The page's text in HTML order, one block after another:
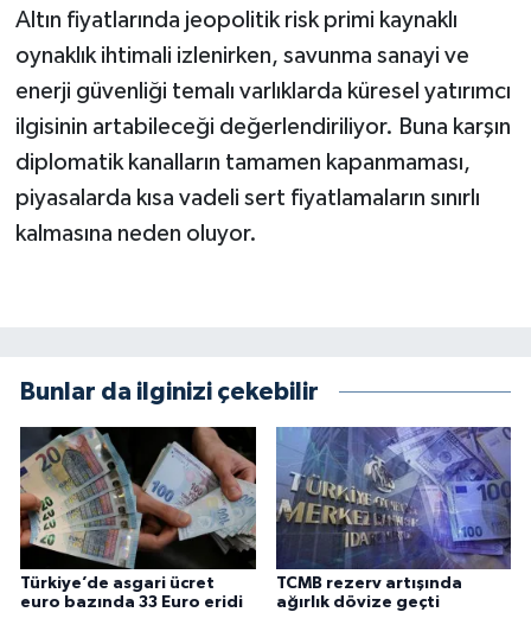
Altın fiyatlarında jeopolitik risk primi kaynaklı
oynaklık ihtimali izlenirken, savunma sanayi ve
enerji güvenliği temalı varlıklarda küresel yatırımcı
ilgisinin artabileceği değerlendiriliyor. Buna karşın
diplomatik kanalların tamamen kapanmaması,
piyasalarda kısa vadeli sert fiyatlamaların sınırlı
kalmasına neden oluyor.
Bunlar da ilginizi çekebilir
Türkiye’de asgari ücret
euro bazında 33 Euro eridi
TCMB rezerv artışında
ağırlık dövize geçti